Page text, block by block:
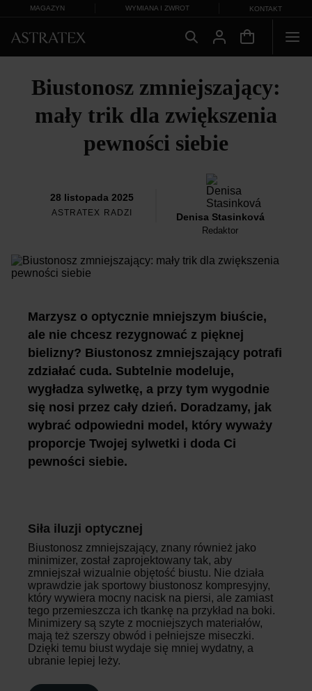
MAGAZYN WYMIANA I ZWROT KONTAKT
Biustonosz zmniejszający:
mały trik dla zwiększenia
pewności siebie
28 listopada 2025
ASTRATEX RADZI Denisa Stasinková
Redaktor
Marzysz o optycznie mniejszym biuście,
ale nie chcesz rezygnować z pięknej
bielizny? Biustonosz zmniejszający potrafi
zdziałać cuda. Subtelnie modeluje,
wygładza sylwetkę, a przy tym wygodnie
się nosi przez cały dzień. Doradzamy, jak
wybrać odpowiedni model, który wyważy
proporcje Twojej sylwetki i doda Ci
pewności siebie.
Siła iluzji optycznej
Biustonosz zmniejszający, znany również jako
minimizer, został zaprojektowany tak, aby
zmniejszał wizualnie objętość biustu. Nie działa
wprawdzie jak sportowy biustonosz kompresyjny,
który wywiera mocny nacisk na piersi, ale zamiast
tego przemieszcza ich tkankę na przykład na boki.
Minimizery są szyte z mocniejszych materiałów,
mają też szerszy obwód i pełniejsze miseczki.
Dzięki temu biust wydaje się mniej wydatny, a
ubranie lepiej leży.